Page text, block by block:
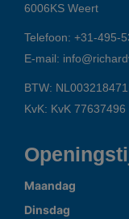
6006KS Weert
Telefoon: +31-495-
E-mail:
BTW:
KvK: KvK 77637496
Maandag
Dinsdag